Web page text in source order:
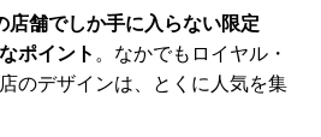
店舗でしか手に入らない限定
ポイント 。なかでもロイヤル・
のデザインは、とくに人気を集